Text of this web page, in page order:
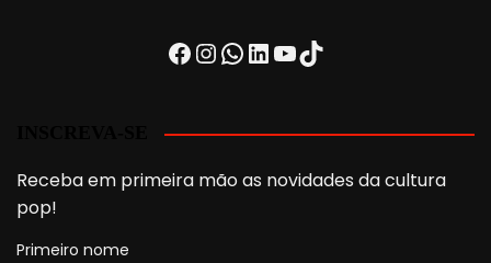
Facebook
Instagram
WhatsApp
LinkedIn
Youtube
TikTok
Receba em primeira mão as novidades da cultura
pop!
Primeiro nome